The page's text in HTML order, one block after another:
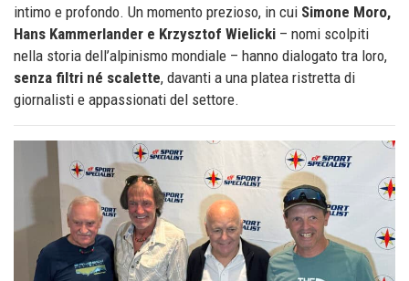
intimo e profondo. Un momento prezioso, in cui Simone Moro,
Hans Kammerlander e Krzysztof Wielicki – nomi scolpiti
nella storia dell’alpinismo mondiale – hanno dialogato tra loro,
senza filtri né scalette, davanti a una platea ristretta di
giornalisti e appassionati del settore.